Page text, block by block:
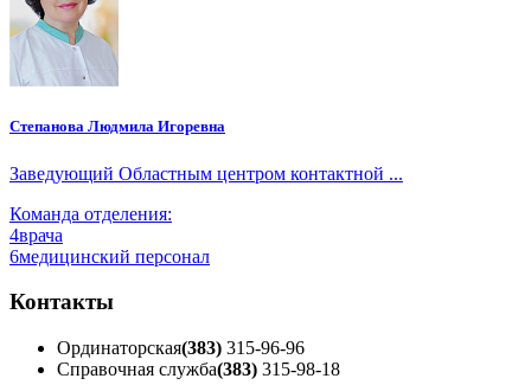
Степанова Людмила Игоревна
Заведующий Областным центром контактной ...
Команда отделения:
4врача
6медицинский персонал
Контакты
Ординаторская(383) 315-96-96
Справочная служба(383) 315-98-18